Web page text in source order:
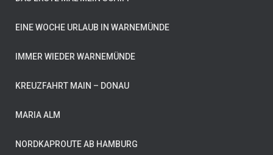
EINE WOCHE URLAUB IN WARNEMÜNDE
IMMER WIEDER WARNEMÜNDE
KREUZFAHRT MAIN – DONAU
MARIA ALM
NORDKAPROUTE AB HAMBURG